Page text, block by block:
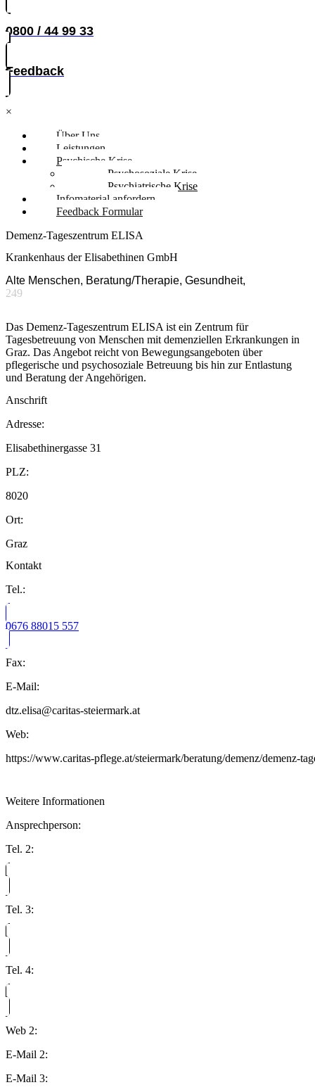
0800 / 44 99 33
Feedback
×
Über Uns
Leistungen
Psychische Krise
Psychosoziale Krise
Psychiatrische Krise
Infomaterial anfordern
Feedback Formular
Demenz-Tageszentrum ELISA
Krankenhaus der Elisabethinen GmbH
Alte Menschen, Beratung/Therapie, Gesundheit,
249
Das Demenz-Tageszentrum ELISA ist ein Zentrum für
Tagesbetreuung von Menschen mit demenziellen Erkrankungen in
Graz. Das Angebot reicht von Bewegungsangeboten über
pflegerische und psychosoziale Betreuung bis hin zur Entlastung
und Beratung der Angehörigen.
Anschrift
Adresse:
Elisabethinergasse 31
PLZ:
8020
Ort:
Graz
Kontakt
Tel.:
0676 88015 557
Fax:
E-Mail:
dtz.elisa@caritas-steiermark.at
Web:
https://www.caritas-pflege.at/steiermark/beratung/demenz/demenz-
Weitere Informationen
Ansprechperson:
Tel. 2:
Tel. 3:
Tel. 4:
Web 2:
E-Mail 2:
E-Mail 3: